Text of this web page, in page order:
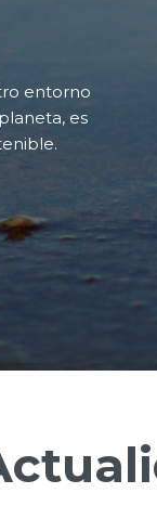
entorno
es